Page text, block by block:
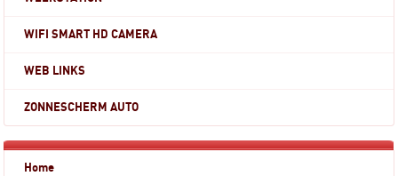
WIFI SMART HD CAMERA
WEB LINKS
ZONNESCHERM AUTO
Home